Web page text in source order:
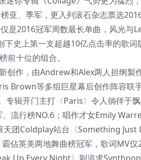
亚、季军，更入列滚石杂志票选
是2016冠军周数最长单曲，风光与
史上第一支超越10亿点击率的歌
前十位的组合。
作，由Andrew和Alex两人担纲製
等多组巨星幕后创作阵容联
辑开门主打〈Paris〉令人徜徉于
流行榜NO.6；唱作才女Emily
团Coldplay站台〈Something Just
佔英美两地舞曲榜冠军，歌词MV